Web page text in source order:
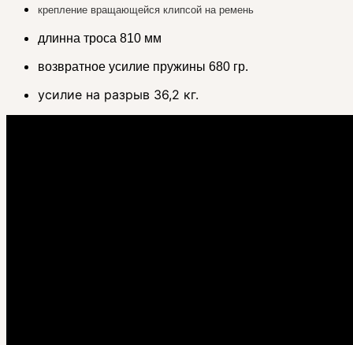
крепление вращающейся клипсой на ремень
длинна троса 810 мм
возвратное усилие пружины 680 гр.
усилие на разрыв 36,2 кг.